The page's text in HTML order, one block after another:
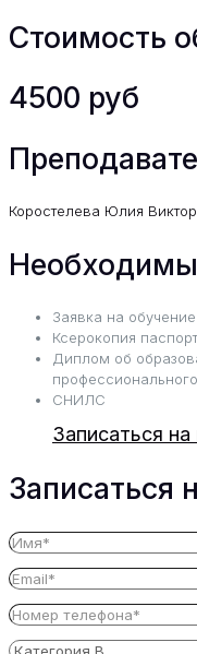
Стоимость
4500 руб
Коростелева Юлия
Заявка на обучение
Ксерокопия
Диплом об
СНИЛС
Записаться на
Записаться